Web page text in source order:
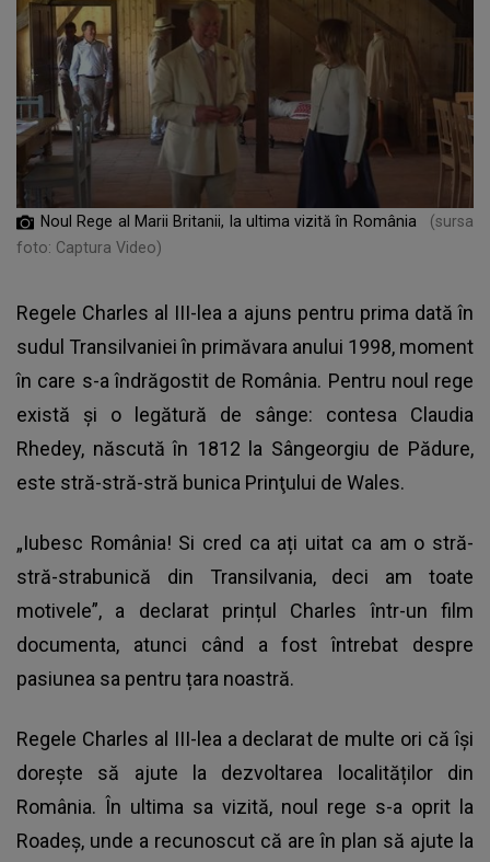
Noul Rege al Marii Britanii, la ultima vizită în România
(sursa
foto: Captura Video)
Regele Charles al III-lea a ajuns pentru prima dată în
sudul Transilvaniei în primăvara anului 1998, moment
în care s-a îndrăgostit de România. Pentru noul rege
există și o legătură de sânge: contesa Claudia
Rhedey, născută în 1812 la Sângeorgiu de Pădure,
este stră-stră-stră bunica Prinţului de Wales.
„Iubesc România! Si cred ca ați uitat ca am o stră-
stră-strabunică din Transilvania, deci am toate
motivele”, a declarat prințul Charles într-un film
documenta, atunci când a fost întrebat despre
pasiunea sa pentru țara noastră.
Regele Charles al III-lea a declarat de multe ori că își
dorește să ajute la dezvoltarea localităților din
România. În ultima sa vizită, noul rege s-a oprit la
Roadeș, unde a recunoscut că are în plan să ajute la